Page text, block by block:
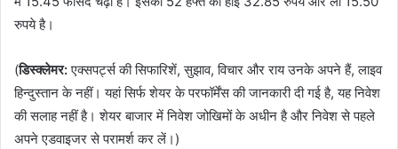
रुपये है।
(डिस्‍क्‍लेमर:एक्सपर्ट्स की सिफारिशें, सुझाव, विचार और राय उनके अपने हैं, लाइव
हिन्दुस्तान के नहीं। यहां सिर्फ शेयर के परफॉर्मेंस की जानकारी दी गई है, यह निवेश
की सलाह नहीं है। शेयर बाजार में निवेश जोखिमों के अधीन है और निवेश से पहले
अपने एडवाइजर से परामर्श कर लें।)